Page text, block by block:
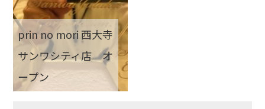
prin no mori 西大寺
サンワシティ店 オ
ープン